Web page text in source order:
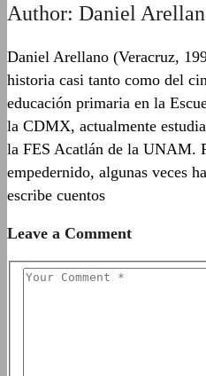
Author: Daniel
Daniel Arellano (Veracruz,
historia casi tanto como del
educación primaria en la
la CDMX, actualmente
la FES Acatlán de la UNAM.
empedernido, algunas veces
escribe cuentos
Leave a Comment